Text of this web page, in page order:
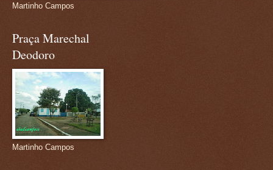
Martinho Campos
Praça Marechal
Deodoro
Martinho Campos